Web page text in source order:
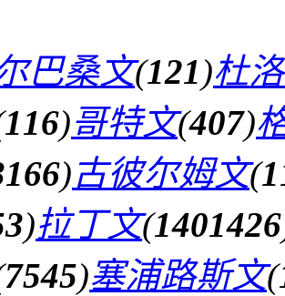
巴桑文(121)杜
116)哥特文(407)
)古彼尔姆文(
)拉丁文(1401426
7545)塞浦路斯文(